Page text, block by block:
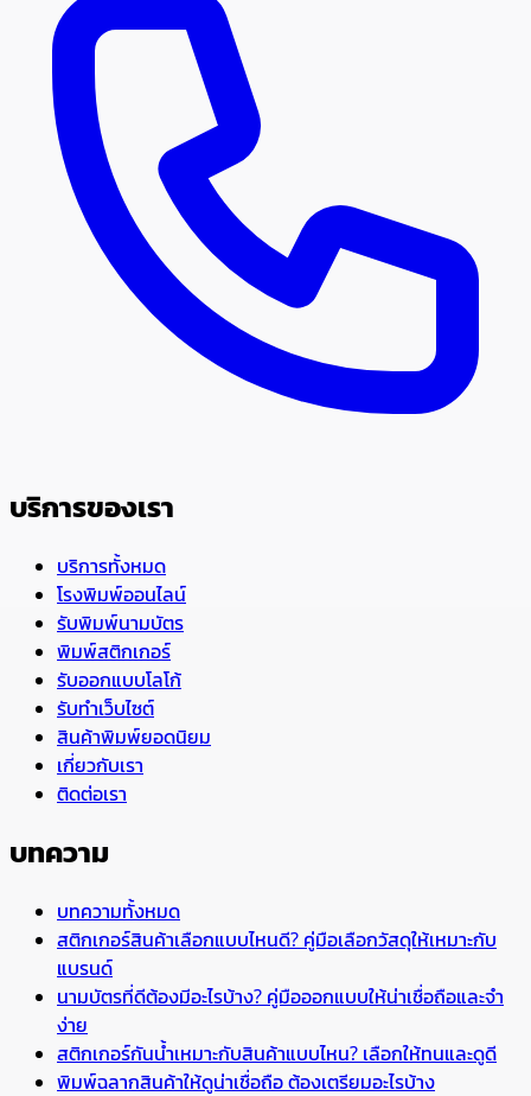
บริการของเรา
บริการทั้งหมด
โรงพิมพ์ออนไลน์
รับพิมพ์นามบัตร
พิมพ์สติกเกอร์
รับออกแบบโลโก้
รับทำเว็บไซต์
สินค้าพิมพ์ยอดนิยม
เกี่ยวกับเรา
ติดต่อเรา
บทความ
บทความทั้งหมด
สติกเกอร์สินค้าเลือกแบบไหนดี? คู่มือเลือกวัสดุให้เหมาะกับ
แบรนด์
นามบัตรที่ดีต้องมีอะไรบ้าง? คู่มือออกแบบให้น่าเชื่อถือและจำ
ง่าย
สติกเกอร์กันน้ำเหมาะกับสินค้าแบบไหน? เลือกให้ทนและดูดี
พิมพ์ฉลากสินค้าให้ดูน่าเชื่อถือ ต้องเตรียมอะไรบ้าง